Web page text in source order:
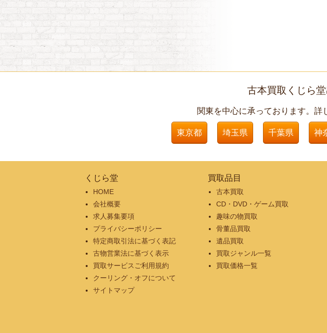
古本買取くじら
関東を中心に承っております。詳
東京都 埼玉県 千葉県 神
くじら堂
HOME
会社概要
求人募集要項
プライバシーポリシー
特定商取引法に基づく表記
古物営業法に基づく表示
買取サービスご利用規約
クーリング・オフについて
サイトマップ
買取品目
古本買取
CD・DVD・ゲーム買取
趣味の物買取
骨董品買取
遺品買取
買取ジャンル一覧
買取価格一覧